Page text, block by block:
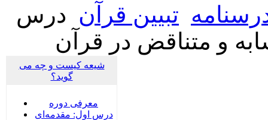
تبيين قرآن درس
و متناقض در قرآن
شیعه کیست و چه می
گوید؟
معرفی دوره
درس اول: مقدمه‌ای